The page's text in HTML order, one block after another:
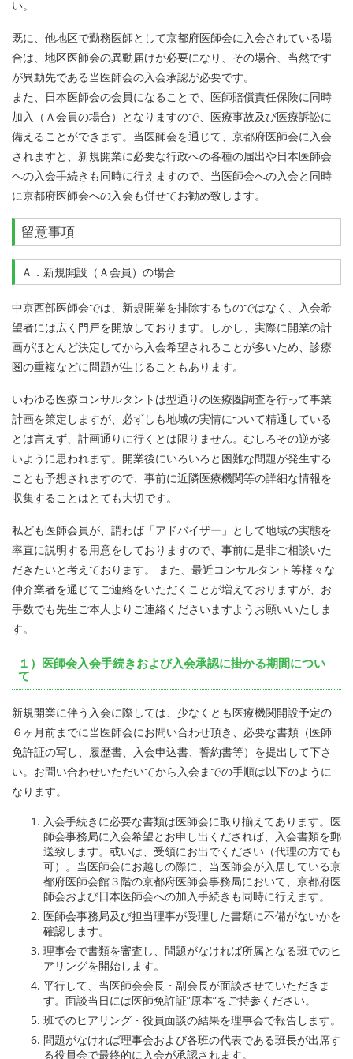
い。
既に、他地区で勤務医師として京都府医師会に入会されている場
合は、地区医師会の異動届けが必要になり、その場合、当然です
が異動先である当医師会の入会承認が必要です。
また、日本医師会の会員になることで、医師賠償責任保険に同時
加入（Ａ会員の場合）となりますので、医療事故及び医療訴訟に
備えることができます。当医師会を通じて、京都府医師会に入会
されますと、新規開業に必要な行政への各種の届出や日本医師会
への入会手続きも同時に行えますので、当医師会への入会と同時
に京都府医師会への入会も併せてお勧め致します。
留意事項
Ａ．新規開設（Ａ会員）の場合
中京西部医師会では、新規開業を排除するものではなく、入会希
望者には広く門戸を開放しております。しかし、実際に開業の計
画がほとんど決定してから入会希望されることが多いため、診療
圏の重複などに問題が生じることもあります。
いわゆる医療コンサルタントは型通りの医療圏調査を行って事業
計画を策定しますが、必ずしも地域の実情について精通している
とは言えず、計画通りに行くとは限りません。むしろその逆が多
いように思われます。開業後にいろいろと困難な問題が発生する
ことも予想されますので、事前に近隣医療機関等の詳細な情報を
収集することはとても大切です。
私ども医師会員が、謂わば「アドバイザー」として地域の実態を
率直に説明する用意をしておりますので、事前に是非ご相談いた
だきたいと考えております。 また、最近コンサルタント等様々な
仲介業者を通じてご連絡をいただくことが増えておりますが、お
手数でも先生ご本人よりご連絡くださいますようお願いいたしま
す。
１）医師会入会手続きおよび入会承認に掛かる期間につい
て
新規開業に伴う入会に際しては、少なくとも医療機関開設予定の
６ヶ月前までに当医師会にお問い合わせ頂き、必要な書類（医師
免許証の写し、履歴書、入会申込書、誓約書等）を提出して下さ
い。お問い合わせいただいてから入会までの手順は以下のように
なります。
入会手続きに必要な書類は医師会に取り揃えてあります。医
師会事務局に入会希望とお申し出くだされば、入会書類を郵
送致します。或いは、受領にお出でください（代理の方でも
可）。当医師会にお越しの際に、当医師会が入居している京
都府医師会館３階の京都府医師会事務局において、京都府医
師会および日本医師会への加入手続きも同時に行えます。
医師会事務局及び担当理事が受理した書類に不備がないかを
確認します。
理事会で書類を審査し、問題がなければ所属となる班でのヒ
アリングを開始します。
平行して、当医師会会長・副会長が面談させていただきま
す。面談当日には医師免許証”原本”をご持参ください。
班でのヒアリング・役員面談の結果を理事会で報告します。
問題がなければ理事会および各班の代表である班長が出席す
る役員会で最終的に入会が承認されます。